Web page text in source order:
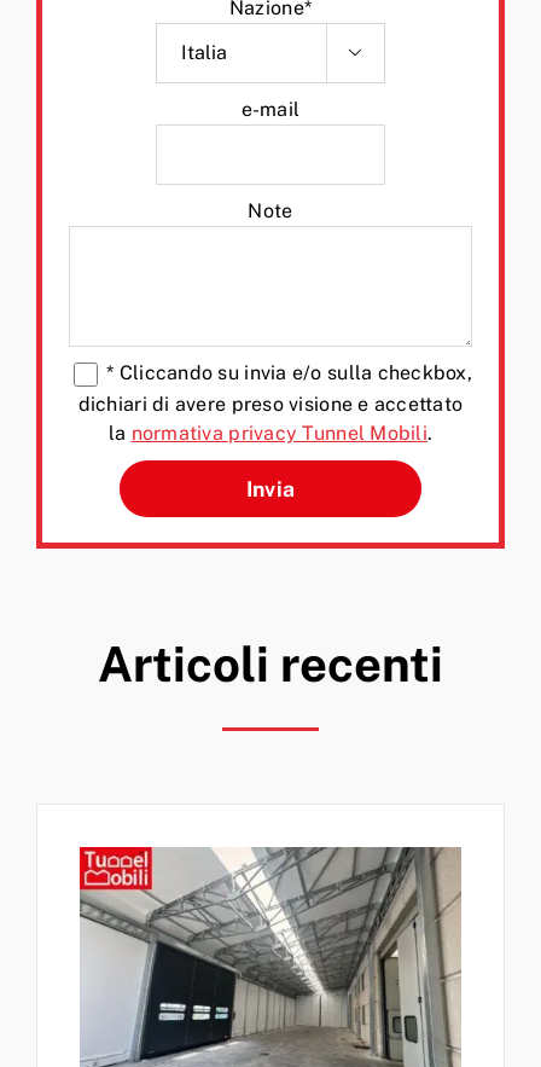
Nazione*

e-mail
Note
* Cliccando su invia e/o sulla checkbox,
dichiari di avere preso visione e accettato
la normativa privacy Tunnel Mobili.
Si prega di lasciare vuoto
Articoli recenti